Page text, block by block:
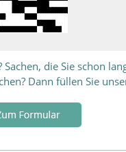
die Sie schon
Dann füllen Sie